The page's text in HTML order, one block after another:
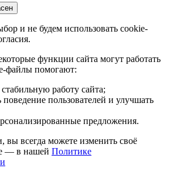
и не будем использовать cookie-
функции сайта могут работать
файлы помогают:
работу сайта;
поведение пользователей и улучшать
предложения.
вы всегда можете изменить своё
— в нашей Политике